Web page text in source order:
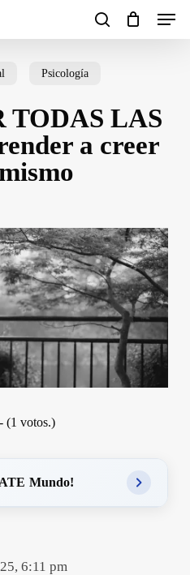
search
Menu
Close
Psicología
LAS
a creer
(1 votos.)
Mundo!
6:11 pm